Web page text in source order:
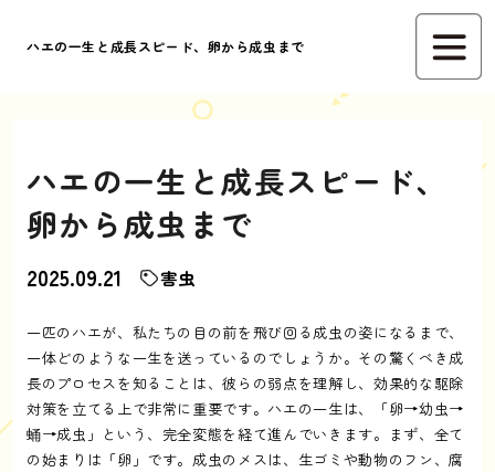
ハエの一生と成長スピード、卵から成虫まで
ハエの一生と成長スピード、
卵から成虫まで
2025.09.21 害虫
一匹のハエが、私たちの目の前を飛び回る成虫の姿になるまで、
一体どのような一生を送っているのでしょうか。その驚くべき成
長のプロセスを知ることは、彼らの弱点を理解し、効果的な駆除
対策を立てる上で非常に重要です。ハエの一生は、「卵→幼虫→
蛹→成虫」という、完全変態を経て進んでいきます。まず、全て
の始まりは「卵」です。成虫のメスは、生ゴミや動物のフン、腐